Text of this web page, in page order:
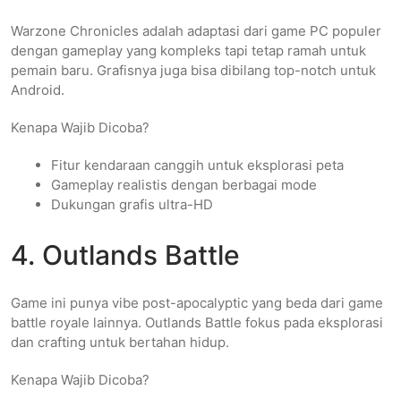
Warzone Chronicles adalah adaptasi dari game PC populer
dengan gameplay yang kompleks tapi tetap ramah untuk
pemain baru. Grafisnya juga bisa dibilang top-notch untuk
Android.
Kenapa Wajib Dicoba?
Fitur kendaraan canggih untuk eksplorasi peta
Gameplay realistis dengan berbagai mode
Dukungan grafis ultra-HD
4. Outlands Battle
Game ini punya vibe post-apocalyptic yang beda dari game
battle royale lainnya. Outlands Battle fokus pada eksplorasi
dan crafting untuk bertahan hidup.
Kenapa Wajib Dicoba?